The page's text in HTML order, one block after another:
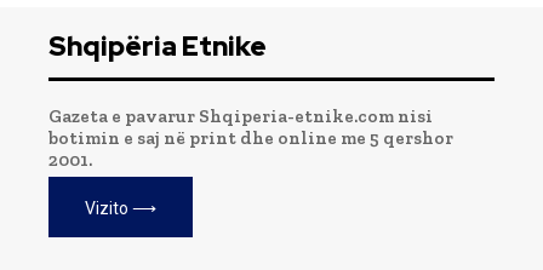
Shqipëria Etnike
Gazeta e pavarur Shqiperia-etnike.com nisi
botimin e saj në print dhe online me 5 qershor
2001.
Vizito ⟶